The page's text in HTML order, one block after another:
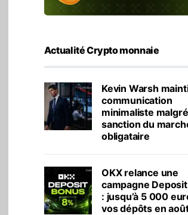
Actualité Crypto monnaie
Kevin Warsh
communication
minimaliste
sanction du
obligataire
OKX relance une
campagne
: jusqu’à 5 000
vos dépôts en